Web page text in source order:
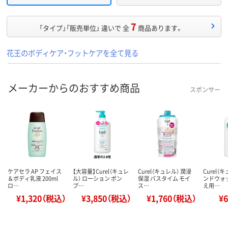
「タイプ」「販売単位」 違いで 全7 商品あります。
花王のボディケア・フットケアを全て見る
メーカーからのおすすめ商品 スポンサー
ケアセラ AP フェイス
＆ボディ乳液 200ml
ロ…
¥1,320（税込）
【大容量】Curel（キュレ
ル） ローション ポン
プ…
¥3,850（税込）
Curel（キュレル） 潤浸
保湿 バスタイム モイ
ス…
¥1,760（税込）
Curel（キ
ンドウォ
え用…